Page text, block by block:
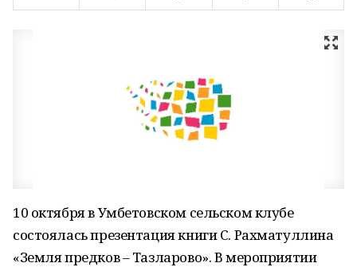
10 октября в Умбетовском сельском клубе
состоялась презентация книги С. Рахматуллина
«Земля предков – Тазларово». В мероприятии